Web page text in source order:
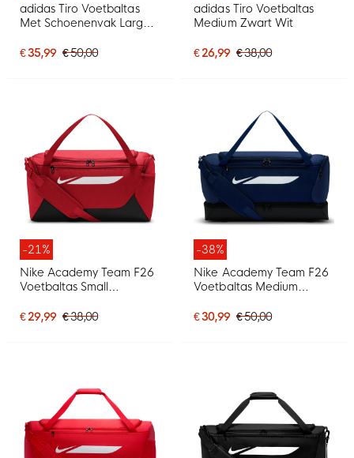
adidas Tiro Voetbaltas
Met Schoenenvak Large
€ 35,99 € 50,00
adidas Tiro Voetbaltas
Medium Zwart Wit
€ 26,99 € 38,00
-21%
Nike Academy Team F26
Voetbaltas Small
€ 29,99 € 38,00
-38%
Nike Academy Team F26
Voetbaltas Medium
Donkerblauw Zwart
€ 30,99 € 50,00